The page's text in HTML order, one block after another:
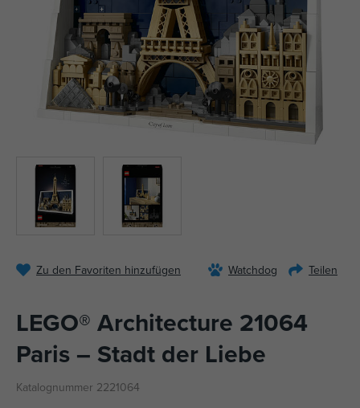
Zu den Favoriten hinzufügen Watchdog Teilen
LEGO® Architecture 21064
Paris – Stadt der Liebe
Katalognummer 2221064